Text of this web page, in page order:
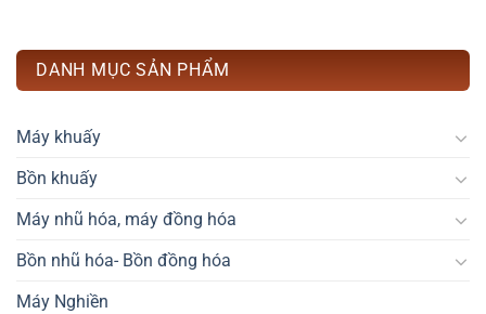
DANH MỤC SẢN PHẨM
Máy khuấy
Bồn khuấy
Máy nhũ hóa, máy đồng hóa
Bồn nhũ hóa- Bồn đồng hóa
Máy Nghiền